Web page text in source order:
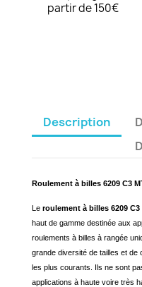
partir de 150€
Description
Roulement à billes 6209 C3
Le roulement à billes 6209 C3
haut de gamme destinée aux
roulements à billes à rangée
grande diversité de tailles et de
les plus courants. Ils ne sont
applications à haute voire très